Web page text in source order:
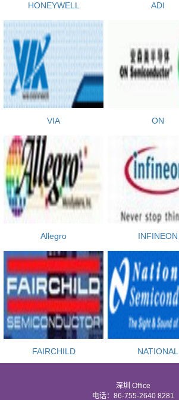
HONEYWELL ADI
VIA ON
Allegro INFINEON
FAIRCHILD NATIONAL
深圳 Office
电话：86-755-2640 8281